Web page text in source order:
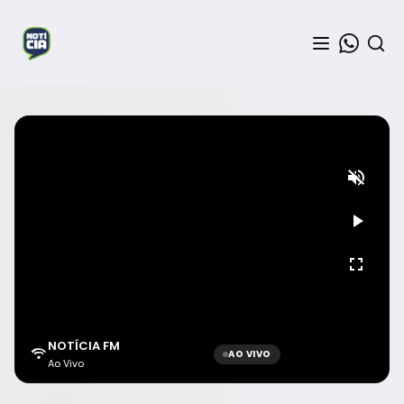
NOTÍCIA FM
Ao Vivo
AO VIVO